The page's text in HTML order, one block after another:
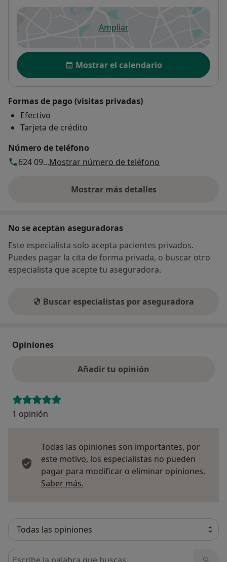
Ampliarse abre en una nueva
Disponibilidad
Mostrar el calendario
Formas de pago (visitas privadas)
Efectivo
Tarjeta de crédito
Número de teléfono
624 09...Mostrar número de teléfono
Mostrar más detalles
sobre la dirección
No se aceptan aseguradoras
Este especialista solo acepta pacientes privados.
Puedes pagar la cita de forma privada, o buscar otro
especialista que acepte tu aseguradora.
Buscar especialistas por aseguradora
Opiniones
Añadir tu opinión
1 opinión
Todas las opiniones son importantes, por
este motivo, los especialistas no pueden
pagar para modificar o eliminar opiniones.
Saber más.
Busca en opiniones